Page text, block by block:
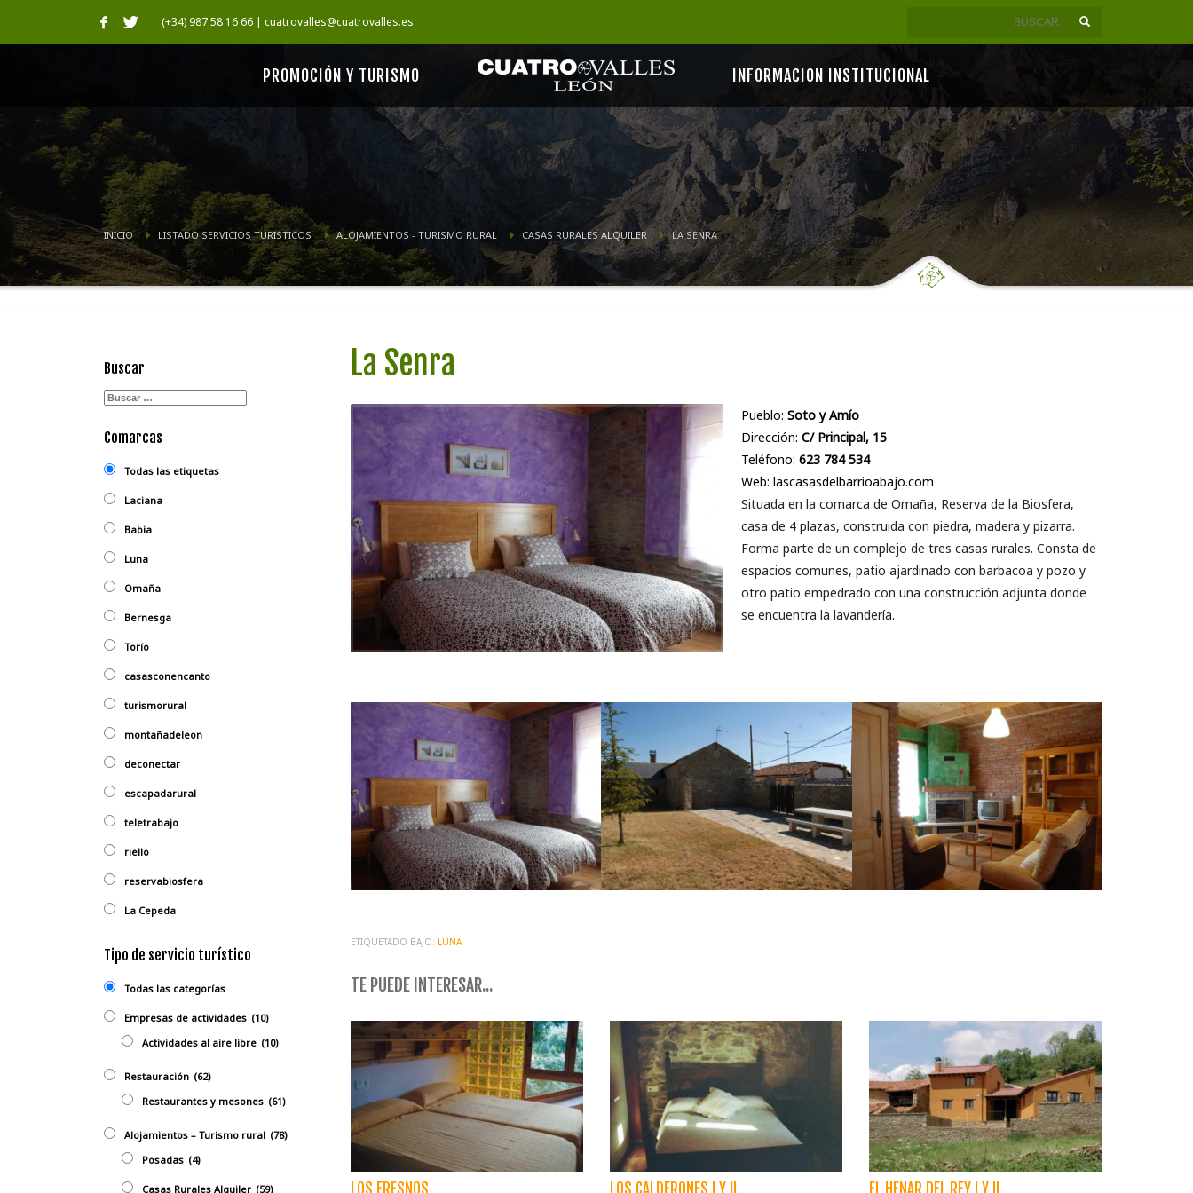
(+34) 987 58 16 66 | cuatrovalles@cuatrovalles.es
PROMOCIÓN Y TURISMO INFORMACION INSTITUCIONAL
INICIO LISTADO SERVICIOS TURISTICOS ALOJAMIENTOS - TURISMO RURAL CASAS RURALES ALQUILER LA SENRA
La Senra
Pueblo: Soto y Amío
Dirección: C/ Principal, 15
Teléfono: 623 784 534
Web: lascasasdelbarrioabajo.com
Situada en la comarca de Omaña, Reserva de la Biosfera,
casa de 4 plazas, construida con piedra, madera y pizarra.
Forma parte de un complejo de tres casas rurales. Consta de
espacios comunes, patio ajardinado con barbacoa y pozo y
otro patio empedrado con una construcción adjunta donde
se encuentra la lavandería.
ETIQUETADO BAJO: LUNA
TE PUEDE INTERESAR...
LOS FRESNOS LOS CALDERONES I Y II EL HENAR DEL REY I Y II
Buscar
Comarcas
Todas las etiquetas
Laciana
Babia
Luna
Omaña
Bernesga
Torío
casasconencanto
turismorural
montañadeleon
deconectar
escapadarural
teletrabajo
riello
reservabiosfera
La Cepeda
Tipo de servicio turístico
Todas las categorías
Empresas de actividades (10)
Actividades al aire libre (10)
Restauración (62)
Restaurantes y mesones (61)
Alojamientos – Turismo rural (78)
Posadas (4)
Casas Rurales Alquiler (59)